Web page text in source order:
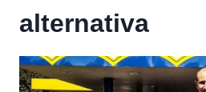
alternativa